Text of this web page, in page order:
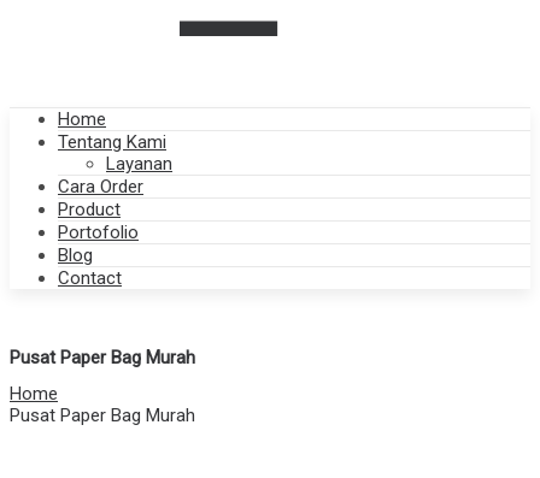
Home
Tentang Kami
Layanan
Cara Order
Product
Portofolio
Blog
Contact
Pusat Paper Bag Murah
Home
Pusat Paper Bag Murah